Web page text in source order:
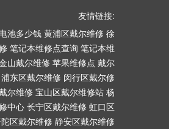
友情链接:
池多少钱 黄浦区戴尔维修 徐
笔记本维修点查询 笔记本维
山戴尔维修 苹果维修点 戴尔
浦东区戴尔维修 闵行区戴尔修
尔维修 宝山区戴尔维修站 杨
中心 长宁区戴尔维修 虹口区
区戴尔维修 静安区戴尔维修